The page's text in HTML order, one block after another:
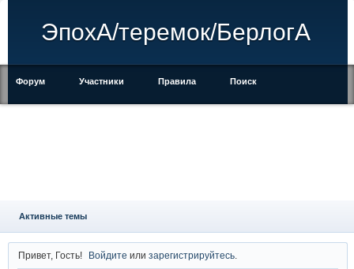
ЭпохА/теремок/БерлогА
Форум Участники Правила Поиск
Активные темы
Привет, Гость! Войдите илизарегистрируйтесь